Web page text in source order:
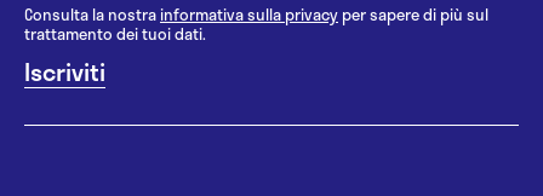
Consulta la nostrainformativa sulla privacy per sapere di più sul
trattamento dei tuoi dati.